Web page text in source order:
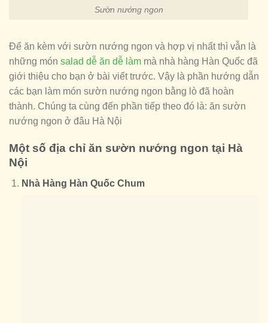
Sườn nướng ngon
Để ăn kèm với sườn nướng ngon và hợp vị nhất thì vẫn là
những món salad dễ ăn dễ làm mà nhà hàng Hàn Quốc đã
giới thiệu cho bạn ở bài viết trước. Vậy là phần hướng dẫn
các bạn làm món sườn nướng ngon bằng lò đã hoàn
thành. Chúng ta cùng đến phần tiếp theo đó là: ăn sườn
nướng ngon ở đâu Hà Nội
Một số địa chỉ ăn sườn nướng ngon tại Hà
Nội
Nhà Hàng Hàn Quốc Chum